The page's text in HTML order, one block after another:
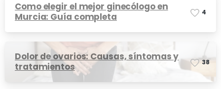
Como elegir el mejor ginecólogo en
Murcia: Guía completa
4
Dolor de ovarios: Causas, síntomas y
tratamientos
38